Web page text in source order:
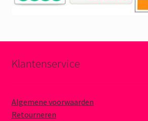
Klantenservice
Algemene voorwaarden
Retourneren